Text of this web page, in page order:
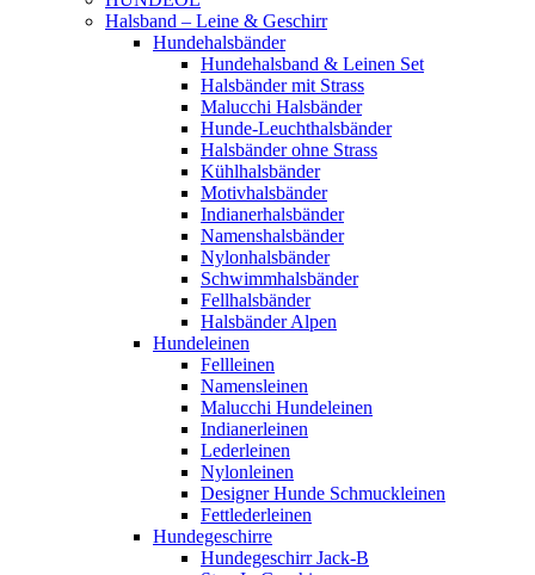
Halsband – Leine & Geschirr
Hundehalsbänder
Hundehalsband & Leinen Set
Halsbänder mit Strass
Malucchi Halsbänder
Hunde-Leuchthalsbänder
Halsbänder ohne Strass
Kühlhalsbänder
Motivhalsbänder
Indianerhalsbänder
Namenshalsbänder
Nylonhalsbänder
Schwimmhalsbänder
Fellhalsbänder
Halsbänder Alpen
Hundeleinen
Fellleinen
Namensleinen
Malucchi Hundeleinen
Indianerleinen
Lederleinen
Nylonleinen
Designer Hunde Schmuckleinen
Fettlederleinen
Hundegeschirre
Hundegeschirr Jack-B